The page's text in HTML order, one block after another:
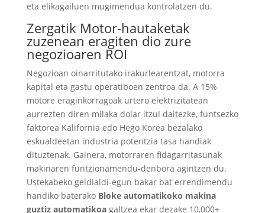
eta elikagailuen mugimendua kontrolatzen du.
Zergatik Motor-hautaketak
zuzenean eragiten dio zure
negozioaren ROI
Negozioan oinarritutako irakurlearentzat, motorra
kapital eta gastu operatiboen zentroa da. A 15%
motore eraginkorragoak urtero elektrizitatean
aurrezten diren milaka dolar itzul daitezke, funtsezko
faktorea Kalifornia edo Hego Korea bezalako
eskualdeetan industria potentzia tasa handiak
dituztenak. Gainera, motorraren fidagarritasunak
makinaren funtzionamendu-denbora agintzen du.
Ustekabeko geldialdi-egun bakar bat errendimendu
handiko baterako Bloke automatikoko makina
guztiz automatikoa galtzea ekar dezake 10,000+